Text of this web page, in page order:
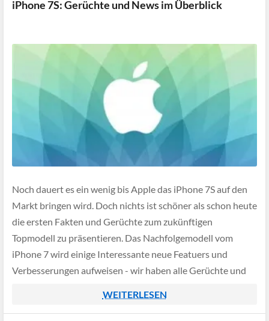
iPhone 7S: Gerüchte und News im Überblick
Noch dauert es ein wenig bis Apple das iPhone 7S auf den
Markt bringen wird. Doch nichts ist schöner als schon heute
die ersten Fakten und Gerüchte zum zukünftigen
Topmodell zu präsentieren. Das Nachfolgemodell vom
iPhone 7 wird einige Interessante neue Featuers und
Verbesserungen aufweisen - wir haben alle Gerüchte und
WEITERLESEN